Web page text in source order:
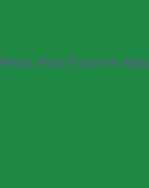
Read Your Favorite